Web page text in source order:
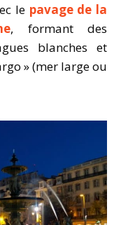
le pavage de la
, formant des
blanches et
» (mer large ou